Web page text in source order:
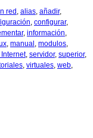
red alias añadir,
configurar,
, información
manual modulos
, servidor, superior,
virtuales web